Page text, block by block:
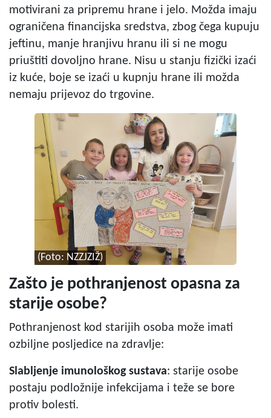
motivirani za pripremu hrane i jelo. Možda imaju
ograničena financijska sredstva, zbog čega kupuju
jeftinu, manje hranjivu hranu ili si ne mogu
priuštiti dovoljno hrane. Nisu u stanju fizički izaći
iz kuće, boje se izaći u kupnju hrane ili možda
nemaju prijevoz do trgovine.
(Foto: NZZJZIŽ)
Zašto je pothranjenost opasna za
starije osobe?
Pothranjenost kod starijih osoba može imati
ozbiljne posljedice na zdravlje:
Slabljenje imunološkog sustava: starije osobe
postaju podložnije infekcijama i teže se bore
protiv bolesti.